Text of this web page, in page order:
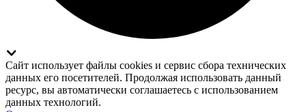
Сайт использует файлы cookies и сервис сбора технических
данных его посетителей. Продолжая использовать данный
ресурс, вы автоматически соглашаетесь с использованием
данных технологий.